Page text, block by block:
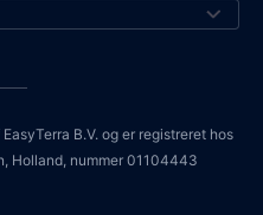
B.V. og er registreret hos
Holland, nummer 01104443